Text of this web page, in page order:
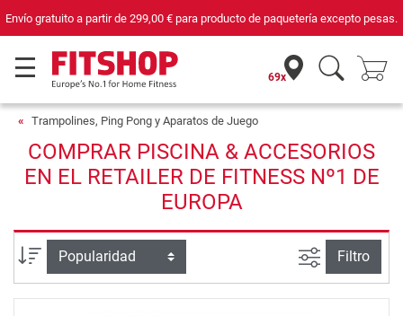
Tu experto en fitness doméstico desde hace 42 años
69x
Trampolines, Ping Pong y Aparatos de Juego
COMPRAR PISCINA & ACCESORIOS
EN EL RETAILER DE FITNESS Nº1 DE
EUROPA
Ordenar por Busqueda
Filtro